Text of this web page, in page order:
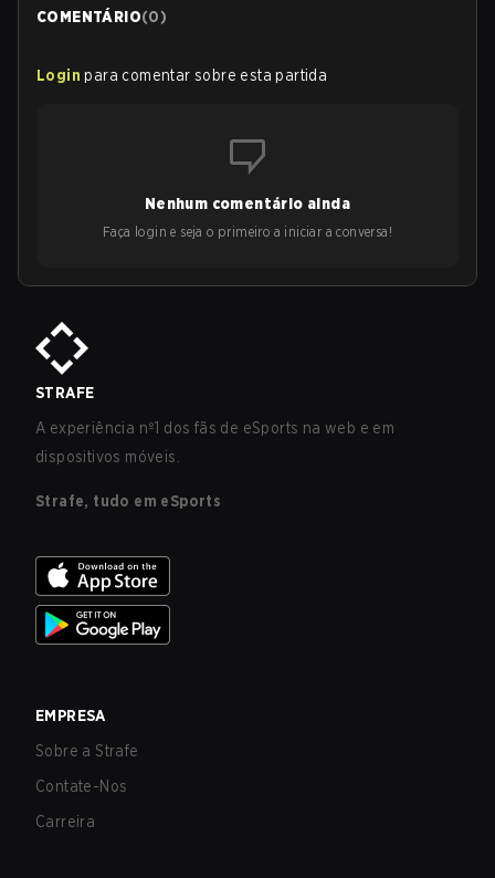
COMENTÁRIO(0)
Login para comentar sobre esta partida
Nenhum comentário ainda
Faça login e seja o primeiro a iniciar a conversa!
STRAFE
A experiência nº1 dos fãs de eSports na web e em
dispositivos móveis.
Strafe, tudo em eSports
EMPRESA
Sobre a Strafe
Contate-Nos
Carreira